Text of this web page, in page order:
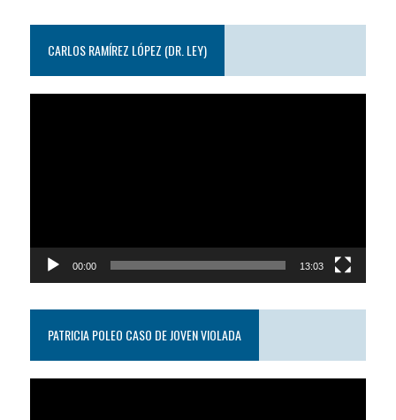
CARLOS RAMÍREZ LÓPEZ (DR. LEY)
00:00 13:03
PATRICIA POLEO CASO DE JOVEN VIOLADA